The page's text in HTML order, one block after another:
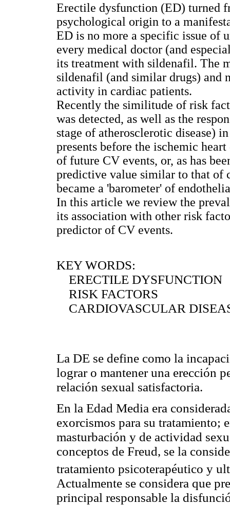
Erectile dysfunction (ED) turned
psychological origin to a
ED is no more a specific issue of
every medical doctor (and
its treatment with sildenafil. The
sildenafil (and similar drugs) and
activity in cardiac patients.
Recently the similitude of risk
was detected, as well as the
stage of atherosclerotic disease)
presents before the ischemic
of future CV events, or, as has
predictive value similar to that of
became a 'barometer' of
In this article we review the
its association with other risk
predictor of CV events.
KEY WORDS:
ERECTILE DYSFUNCTION
RISK FACTORS
CARDIOVASCULAR
La DE se define como la
lograr o mantener una erección
relación sexual satisfactoria.
En la Edad Media era
exorcismos para su tratamiento;
masturbación y de actividad
conceptos de Freud, se la
tratamiento psicoterapéutico y
Actualmente se considera que
principal responsable la